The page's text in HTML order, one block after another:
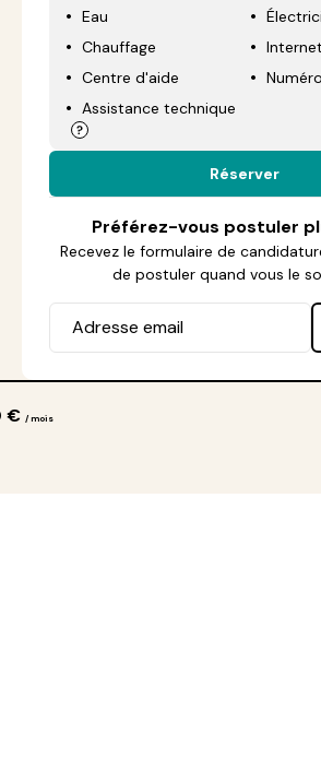
Eau
Chauffage
Internet
Centre d'aide
Assistance technique
Réserver
Préférez-vous postuler
Recevez le formulaire de
de postuler quand vous le
€ / mois